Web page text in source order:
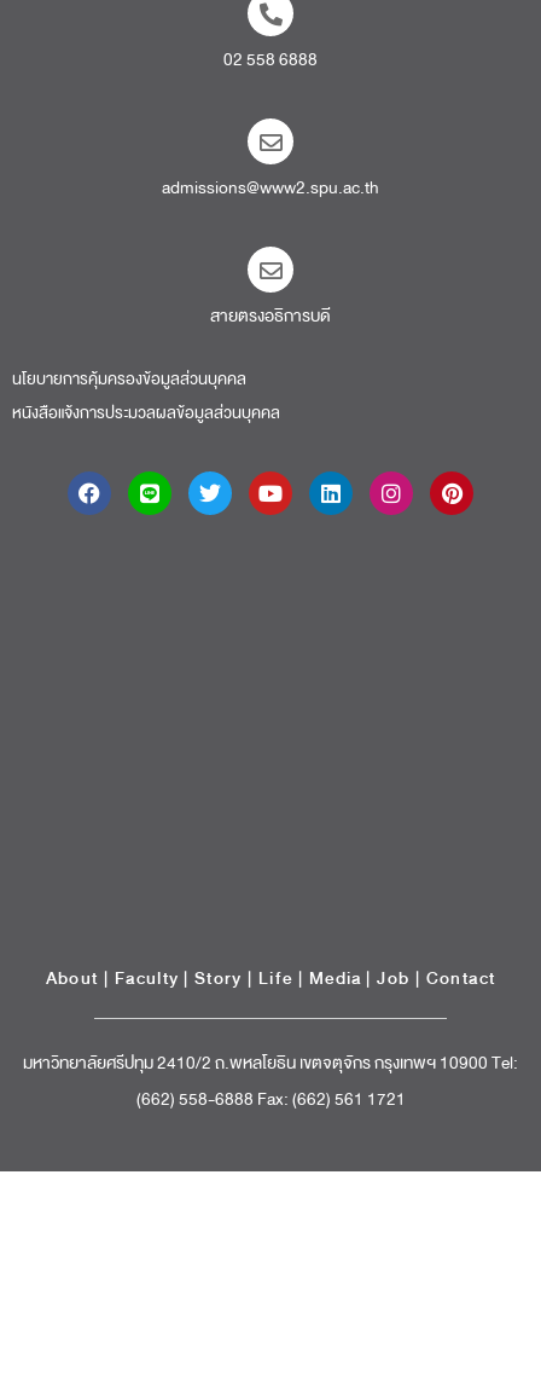
02 558 6888
admissions@www2.spu.ac.th
สายตรงอธิการบดี​
นโยบายการคุ้มครองข้อมูลส่วนบุคคล
หนังสือแจ้งการประมวลผลข้อมูลส่วนบุคคล